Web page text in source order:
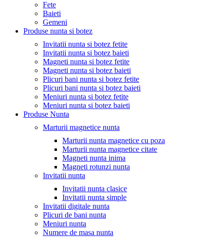
Fete
Baieti
Gemeni
Produse nunta si botez
Invitatii nunta si botez fetite
Invitatii nunta si botez baieti
Magneti nunta si botez fetite
Magneti nunta si botez baieti
Plicuri bani nunta si botez fetite
Plicuri bani nunta si botez baieti
Meniuri nunta si botez fetite
Meniuri nunta si botez baieti
Produse Nunta
Marturii magnetice nunta
Marturii nunta magnetice cu poza
Marturii nunta magnetice citate
Magneti nunta inima
Magneti rotunzi nunta
Invitatii nunta
Invitatii nunta clasice
Invitatii nunta simple
Invitatii digitale nunta
Plicuri de bani nunta
Meniuri nunta
Numere de masa nunta